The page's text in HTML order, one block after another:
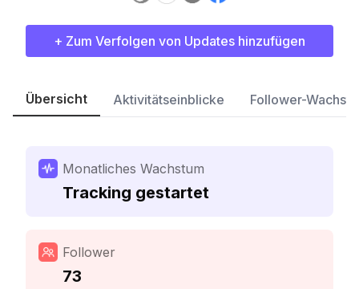
+ Zum Verfolgen von Updates hinzufügen
Übersicht Aktivitätseinblicke Follower-
Monatliches Wachstum
Tracking gestartet
Follower
73